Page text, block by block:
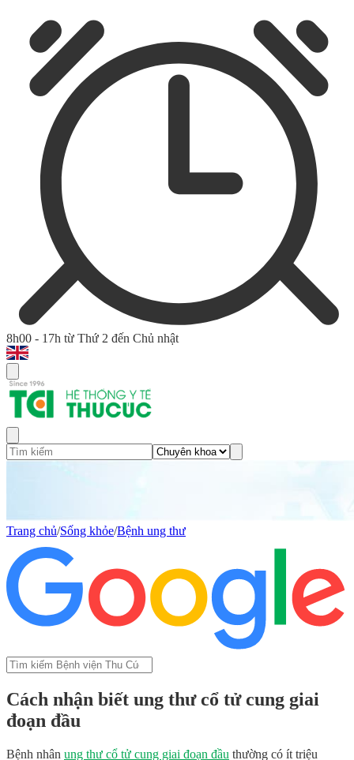
8h00 - 17h từ Thứ 2 đến Chủ nhật
Trang chủ/Sống khỏe/Bệnh ung thư
Cách nhận biết ung thư cổ tử cung giai
đoạn đầu
Bệnh nhân ung thư cổ tử cung giai đoạn đầu thường có ít triệu